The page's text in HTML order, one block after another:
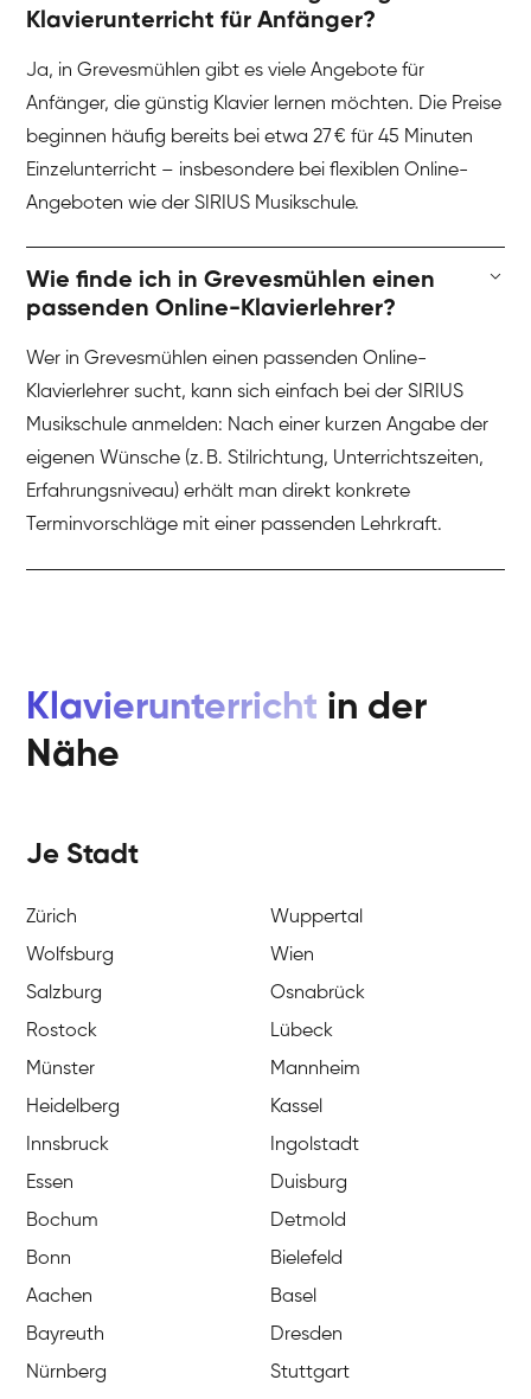
Klavierunterricht für Anfänger?
Ja, in Grevesmühlen gibt es viele Angebote für
Anfänger, die günstig Klavier lernen möchten. Die Preise
beginnen häufig bereits bei etwa 27 € für 45 Minuten
Einzelunterricht – insbesondere bei flexiblen Online-
Angeboten wie der SIRIUS Musikschule.
Wie finde ich in Grevesmühlen einen
passenden Online-Klavierlehrer?
Wer in Grevesmühlen einen passenden Online-
Klavierlehrer sucht, kann sich einfach bei der SIRIUS
Musikschule anmelden: Nach einer kurzen Angabe der
eigenen Wünsche (z. B. Stilrichtung, Unterrichtszeiten,
Erfahrungsniveau) erhält man direkt konkrete
Terminvorschläge mit einer passenden Lehrkraft.
Klavierunterricht in der
Nähe
Je Stadt
Zürich
Wuppertal
Wolfsburg
Wien
Salzburg
Osnabrück
Rostock
Lübeck
Münster
Mannheim
Heidelberg
Kassel
Innsbruck
Ingolstadt
Essen
Duisburg
Bochum
Detmold
Bonn
Bielefeld
Aachen
Basel
Bayreuth
Dresden
Nürnberg
Stuttgart